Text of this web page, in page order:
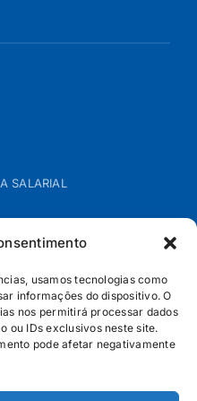
usamos tecnologias como
informações do dispositivo. O
nos permitirá processar dados
ou IDs exclusivos neste site.
pode afetar negativamente
SALARIAL